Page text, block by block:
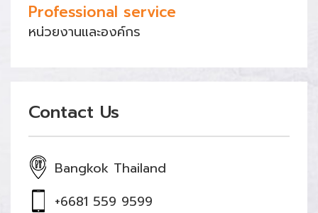
Professional service
หน่วยงานและองค์กร
Contact Us
Bangkok Thailand
+6681 559 9599